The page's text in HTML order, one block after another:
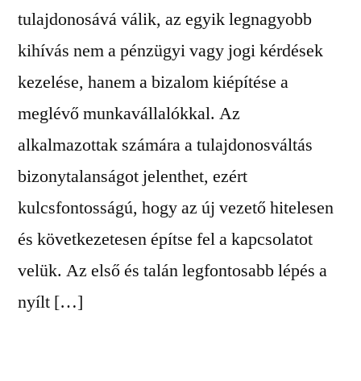
tulajdonosává válik, az egyik legnagyobb
kihívás nem a pénzügyi vagy jogi kérdések
kezelése, hanem a bizalom kiépítése a
meglévő munkavállalókkal. Az
alkalmazottak számára a tulajdonosváltás
bizonytalanságot jelenthet, ezért
kulcsfontosságú, hogy az új vezető hitelesen
és következetesen építse fel a kapcsolatot
velük. Az első és talán legfontosabb lépés a
nyílt […]